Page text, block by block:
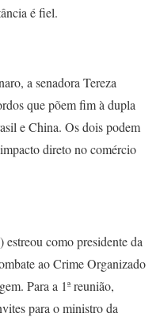
é fiel.
a senadora Tereza
que põem fim à dupla
e China. Os dois podem
direto no comércio
como presidente da
ao Crime Organizado
Para a 1ª reunião,
para o ministro da